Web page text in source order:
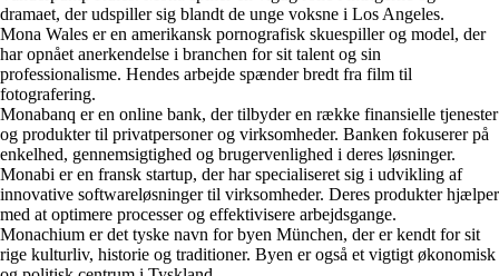
dramaet, der udspiller sig blandt de unge voksne i Los Angeles.
Mona Wales er en amerikansk pornografisk skuespiller og model, der
har opnået anerkendelse i branchen for sit talent og sin
professionalisme. Hendes arbejde spænder bredt fra film til
fotografering.
Monabanq er en online bank, der tilbyder en række finansielle tjenester
og produkter til privatpersoner og virksomheder. Banken fokuserer på
enkelhed, gennemsigtighed og brugervenlighed i deres løsninger.
Monabi er en fransk startup, der har specialiseret sig i udvikling af
innovative softwareløsninger til virksomheder. Deres produkter hjælper
med at optimere processer og effektivisere arbejdsgange.
Monachium er det tyske navn for byen München, der er kendt for sit
rige kulturliv, historie og traditioner. Byen er også et vigtigt økonomisk